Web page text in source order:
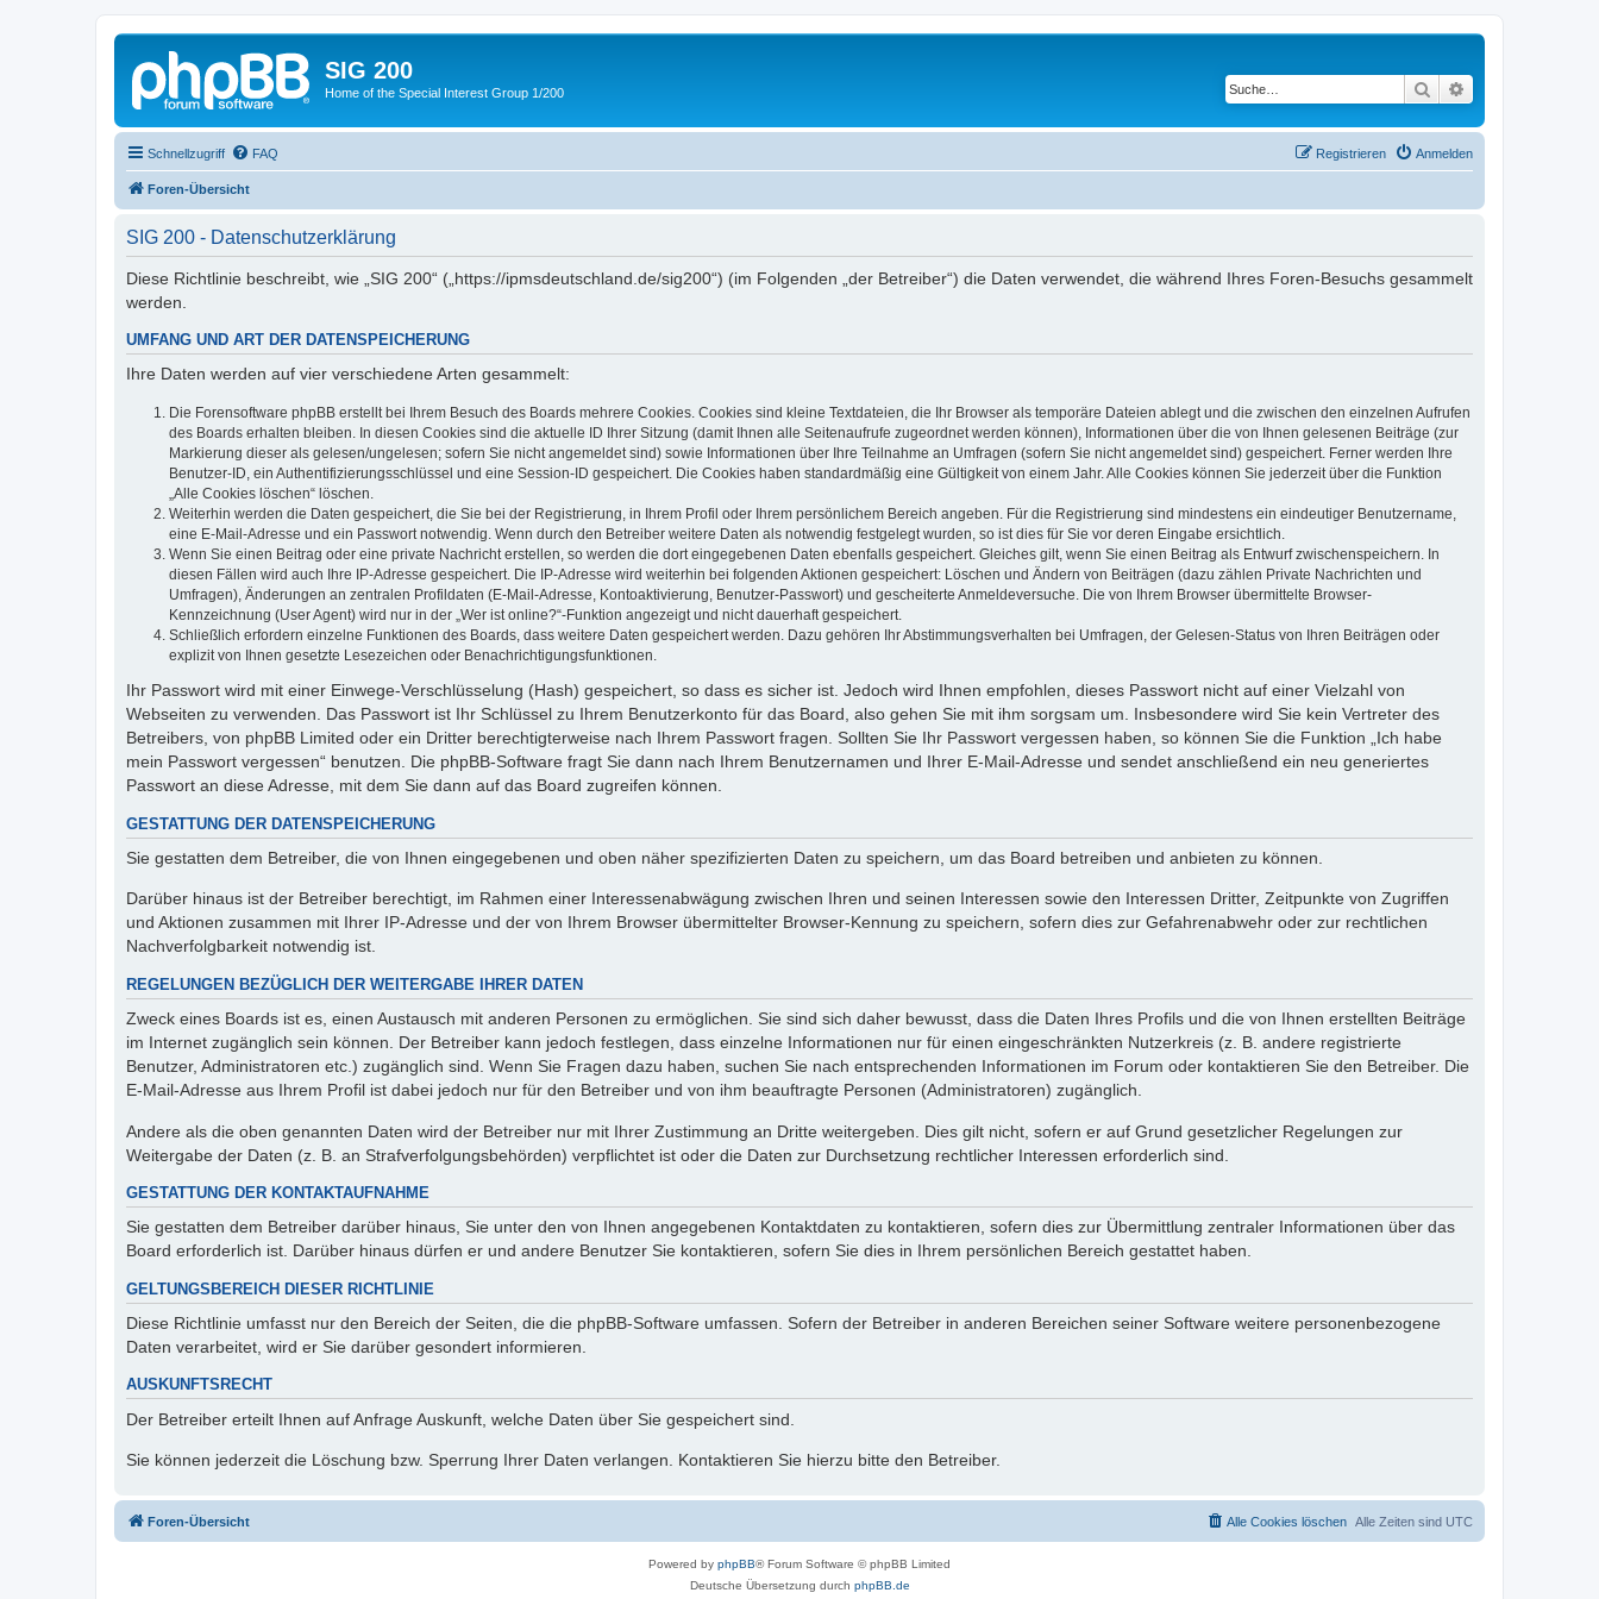
SIG 200
Home of the Special Interest Group 1/200 Suche
Schnellzugriff FAQ Anmelden
Registrieren
Foren-Übersicht
SIG 200 - Datenschutzerklärung
Diese Richtlinie beschreibt, wie „SIG 200“ („https://ipmsdeutschland.de/sig200“) (im Folgenden „der Betreiber“) die Daten verwendet, die während Ihres Foren-Besuchs gesammelt
werden.
UMFANG UND ART DER DATENSPEICHERUNG
Ihre Daten werden auf vier verschiedene Arten gesammelt:
Die Forensoftware phpBB erstellt bei Ihrem Besuch des Boards mehrere Cookies. Cookies sind kleine Textdateien, die Ihr Browser als temporäre Dateien ablegt und die zwischen den einzelnen Aufrufen
des Boards erhalten bleiben. In diesen Cookies sind die aktuelle ID Ihrer Sitzung (damit Ihnen alle Seitenaufrufe zugeordnet werden können), Informationen über die von Ihnen gelesenen Beiträge (zur
Markierung dieser als gelesen/ungelesen; sofern Sie nicht angemeldet sind) sowie Informationen über Ihre Teilnahme an Umfragen (sofern Sie nicht angemeldet sind) gespeichert. Ferner werden Ihre
Benutzer-ID, ein Authentifizierungsschlüssel und eine Session-ID gespeichert. Die Cookies haben standardmäßig eine Gültigkeit von einem Jahr. Alle Cookies können Sie jederzeit über die Funktion
„Alle Cookies löschen“ löschen.
Weiterhin werden die Daten gespeichert, die Sie bei der Registrierung, in Ihrem Profil oder Ihrem persönlichem Bereich angeben. Für die Registrierung sind mindestens ein eindeutiger Benutzername,
eine E-Mail-Adresse und ein Passwort notwendig. Wenn durch den Betreiber weitere Daten als notwendig festgelegt wurden, so ist dies für Sie vor deren Eingabe ersichtlich.
Wenn Sie einen Beitrag oder eine private Nachricht erstellen, so werden die dort eingegebenen Daten ebenfalls gespeichert. Gleiches gilt, wenn Sie einen Beitrag als Entwurf zwischenspeichern. In
diesen Fällen wird auch Ihre IP-Adresse gespeichert. Die IP-Adresse wird weiterhin bei folgenden Aktionen gespeichert: Löschen und Ändern von Beiträgen (dazu zählen Private Nachrichten und
Umfragen), Änderungen an zentralen Profildaten (E-Mail-Adresse, Kontoaktivierung, Benutzer-Passwort) und gescheiterte Anmeldeversuche. Die von Ihrem Browser übermittelte Browser-
Kennzeichnung (User Agent) wird nur in der „Wer ist online?“-Funktion angezeigt und nicht dauerhaft gespeichert.
Schließlich erfordern einzelne Funktionen des Boards, dass weitere Daten gespeichert werden. Dazu gehören Ihr Abstimmungsverhalten bei Umfragen, der Gelesen-Status von Ihren Beiträgen oder
explizit von Ihnen gesetzte Lesezeichen oder Benachrichtigungsfunktionen.
Ihr Passwort wird mit einer Einwege-Verschlüsselung (Hash) gespeichert, so dass es sicher ist. Jedoch wird Ihnen empfohlen, dieses Passwort nicht auf einer Vielzahl von
Webseiten zu verwenden. Das Passwort ist Ihr Schlüssel zu Ihrem Benutzerkonto für das Board, also gehen Sie mit ihm sorgsam um. Insbesondere wird Sie kein Vertreter des
Betreibers, von phpBB Limited oder ein Dritter berechtigterweise nach Ihrem Passwort fragen. Sollten Sie Ihr Passwort vergessen haben, so können Sie die Funktion „Ich habe
mein Passwort vergessen“ benutzen. Die phpBB-Software fragt Sie dann nach Ihrem Benutzernamen und Ihrer E-Mail-Adresse und sendet anschließend ein neu generiertes
Passwort an diese Adresse, mit dem Sie dann auf das Board zugreifen können.
GESTATTUNG DER DATENSPEICHERUNG
Sie gestatten dem Betreiber, die von Ihnen eingegebenen und oben näher spezifizierten Daten zu speichern, um das Board betreiben und anbieten zu können.
Darüber hinaus ist der Betreiber berechtigt, im Rahmen einer Interessenabwägung zwischen Ihren und seinen Interessen sowie den Interessen Dritter, Zeitpunkte von Zugriffen
und Aktionen zusammen mit Ihrer IP-Adresse und der von Ihrem Browser übermittelter Browser-Kennung zu speichern, sofern dies zur Gefahrenabwehr oder zur rechtlichen
Nachverfolgbarkeit notwendig ist.
REGELUNGEN BEZÜGLICH DER WEITERGABE IHRER DATEN
Zweck eines Boards ist es, einen Austausch mit anderen Personen zu ermöglichen. Sie sind sich daher bewusst, dass die Daten Ihres Profils und die von Ihnen erstellten Beiträge
im Internet zugänglich sein können. Der Betreiber kann jedoch festlegen, dass einzelne Informationen nur für einen eingeschränkten Nutzerkreis (z. B. andere registrierte
Benutzer, Administratoren etc.) zugänglich sind. Wenn Sie Fragen dazu haben, suchen Sie nach entsprechenden Informationen im Forum oder kontaktieren Sie den Betreiber. Die
E-Mail-Adresse aus Ihrem Profil ist dabei jedoch nur für den Betreiber und von ihm beauftragte Personen (Administratoren) zugänglich.
Andere als die oben genannten Daten wird der Betreiber nur mit Ihrer Zustimmung an Dritte weitergeben. Dies gilt nicht, sofern er auf Grund gesetzlicher Regelungen zur
Weitergabe der Daten (z. B. an Strafverfolgungsbehörden) verpflichtet ist oder die Daten zur Durchsetzung rechtlicher Interessen erforderlich sind.
GESTATTUNG DER KONTAKTAUFNAHME
Sie gestatten dem Betreiber darüber hinaus, Sie unter den von Ihnen angegebenen Kontaktdaten zu kontaktieren, sofern dies zur Übermittlung zentraler Informationen über das
Board erforderlich ist. Darüber hinaus dürfen er und andere Benutzer Sie kontaktieren, sofern Sie dies in Ihrem persönlichen Bereich gestattet haben.
GELTUNGSBEREICH DIESER RICHTLINIE
Diese Richtlinie umfasst nur den Bereich der Seiten, die die phpBB-Software umfassen. Sofern der Betreiber in anderen Bereichen seiner Software weitere personenbezogene
Daten verarbeitet, wird er Sie darüber gesondert informieren.
AUSKUNFTSRECHT
Der Betreiber erteilt Ihnen auf Anfrage Auskunft, welche Daten über Sie gespeichert sind.
Sie können jederzeit die Löschung bzw. Sperrung Ihrer Daten verlangen. Kontaktieren Sie hierzu bitte den Betreiber.
Foren-Übersicht Alle Zeiten sind UTC
Alle Cookies löschen
Powered by phpBB® Forum Software © phpBB Limited
Deutsche Übersetzung durch phpBB.de